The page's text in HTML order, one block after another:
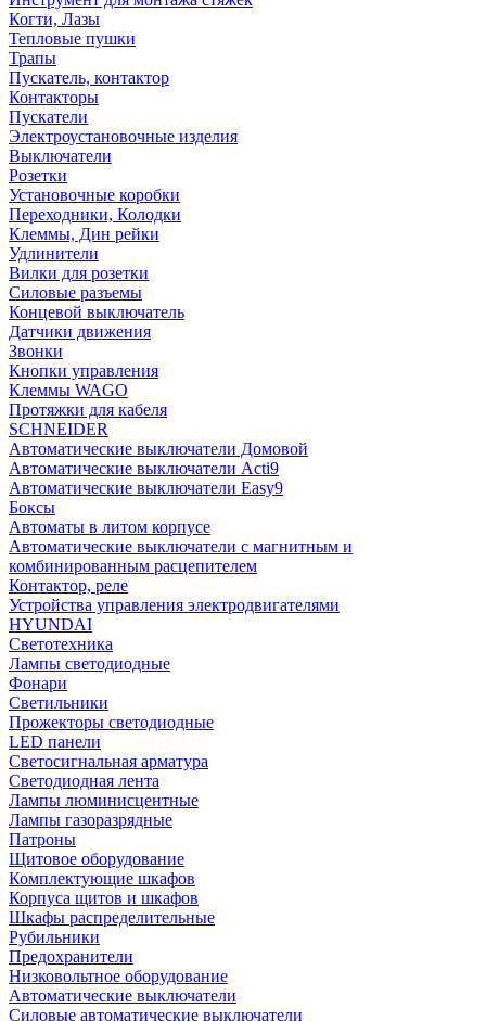
Когти, Лазы
Тепловые пушки
Трапы
Пускатель, контактор
Контакторы
Пускатели
Электроустановочные изделия
Выключатели
Розетки
Установочные коробки
Переходники, Колодки
Клеммы, Дин рейки
Удлинители
Вилки для розетки
Силовые разъемы
Концевой выключатель
Датчики движения
Звонки
Кнопки управления
Клеммы WAGO
Протяжки для кабеля
SCHNEIDER
Автоматические выключатели Домовой
Автоматические выключатели Acti9
Автоматические выключатели Easy9
Боксы
Автоматы в литом корпусе
Автоматические выключатели с магнитным и
комбинированным расцепителем
Контактор, реле
Устройства управления электродвигателями
HYUNDAI
Светотехника
Лампы светодиодные
Фонари
Светильники
Прожекторы светодиодные
LED панели
Светосигнальная арматура
Светодиодная лента
Лампы люминисцентные
Лампы газоразрядные
Патроны
Щитовое оборудование
Комплектующие шкафов
Корпуса щитов и шкафов
Шкафы распределительные
Рубильники
Предохранители
Низковольтное оборудование
Автоматические выключатели
Силовые автоматические выключатели